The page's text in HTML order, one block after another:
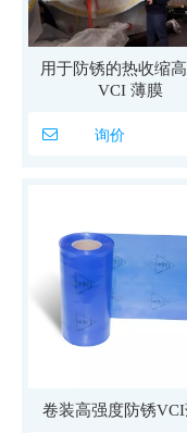
用于防锈的热收缩
VCI 薄膜
询价
卷装高强度防锈